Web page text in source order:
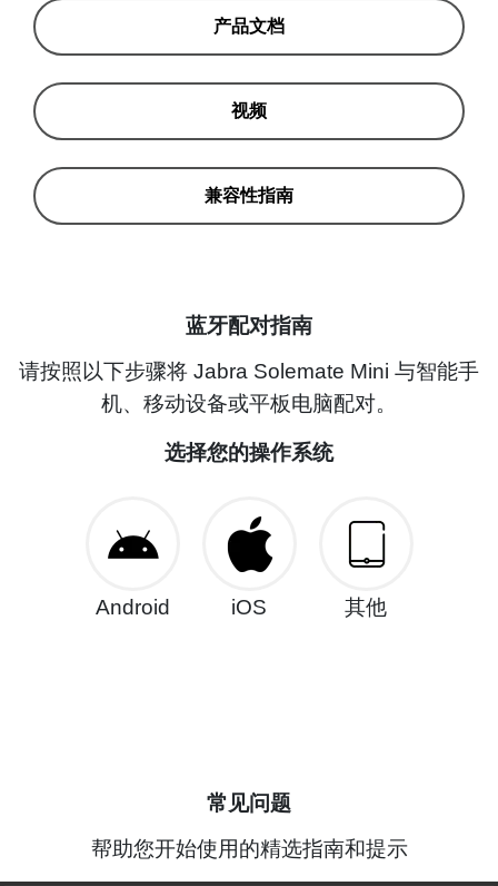
产品文档
视频
兼容性指南
蓝牙配对指南
请按照以下步骤将 Jabra Solemate Mini 与智能手
机、移动设备或平板电脑配对。
选择您的操作系统
Android iOS 其他
常见问题
帮助您开始使用的精选指南和提示